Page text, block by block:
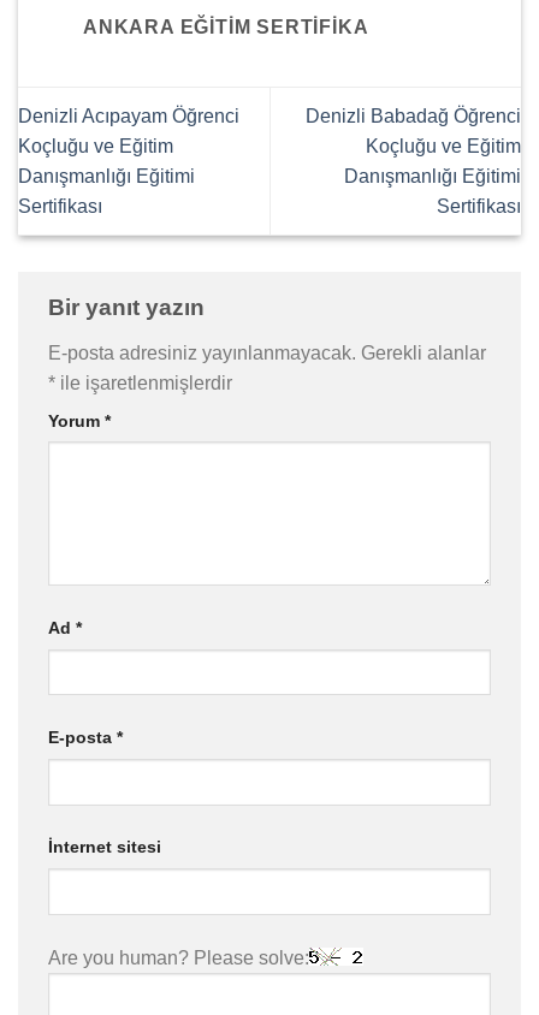
ANKARA EĞITIM SERTIFIKA
Denizli Acıpayam Öğrenci
Koçluğu ve Eğitim
Danışmanlığı Eğitimi
Sertifikası
Denizli Babadağ Öğrenci
Koçluğu ve Eğitim
Danışmanlığı Eğitimi
Sertifikası
Bir yanıt yazın
E-posta adresiniz yayınlanmayacak. Gerekli alanlar
* ile işaretlenmişlerdir
Yorum *
Ad *
E-posta *
İnternet sitesi
Are you human? Please solve: